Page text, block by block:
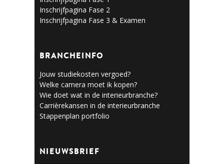
Inschrijfpagina Fase 2
Inschrijfpagina Fase 3 & Examen
BRANCHEINFO
Jouw studiekosten vergoed?
Welke camera moet ik kopen?
Wie doet wat in de interieurbranche?
Carrièrekansen in de interieurbranche
Stappenplan portfolio
NIEUWSBRIEF